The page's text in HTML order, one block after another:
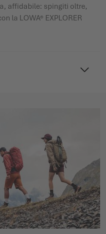
affidabile: spingiti oltre,
la LOWA® EXPLORER